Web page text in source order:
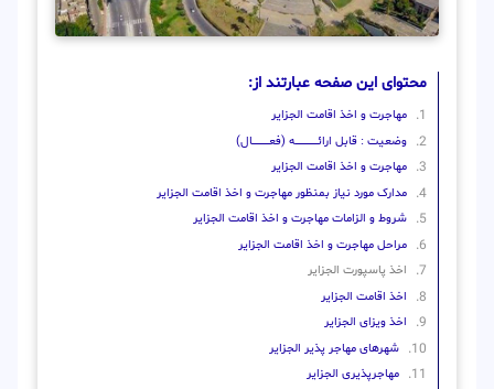
محتوای این صفحه عبارتند از:
مهاجرت و اخذ اقامت الجزایر
وضعیت : قابل ارائــــــــــــــــــــه (فعـــــــــــــــال)
مهاجرت و اخذ اقامت الجزایر
مدارک مورد نیاز بمنظور مهاجرت و اخذ اقامت الجزایر
شروط و الزامات مهاجرت و اخذ اقامت الجزایر
مراحل مهاجرت و اخذ اقامت الجزایر
اخذ پاسپورت الجزایر
اخذ اقامت الجزایر
اخذ ویزای الجزایر
شهرهای مهاجر پذیر الجزایر
مهاجرپذیری الجزایر